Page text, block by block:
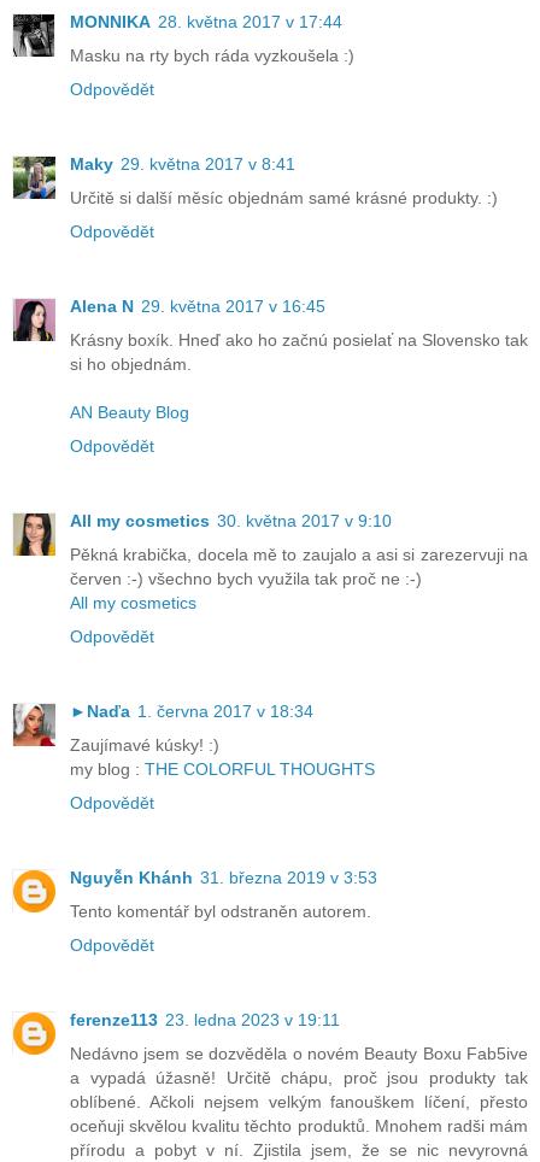
MONNIKA 28. května 2017 v 17:44
Masku na rty bych ráda vyzkoušela :)
Odpovědět
Maky 29. května 2017 v 8:41
Určitě si další měsíc objednám samé krásné produkty. :)
Odpovědět
Alena N 29. května 2017 v 16:45
Krásny boxík. Hneď ako ho začnú posielať na Slovensko tak
si ho objednám.
AN Beauty Blog
Odpovědět
All my cosmetics 30. května 2017 v 9:10
Pěkná krabička, docela mě to zaujalo a asi si zarezervuji na
červen :-) všechno bych využila tak proč ne :-)
All my cosmetics
Odpovědět
►Naďa 1. června 2017 v 18:34
Zaujímavé kúsky! :)
my blog : THE COLORFUL THOUGHTS
Odpovědět
Nguyễn Khánh 31. března 2019 v 3:53
Tento komentář byl odstraněn autorem.
Odpovědět
ferenze113 23. ledna 2023 v 19:11
Nedávno jsem se dozvěděla o novém Beauty Boxu Fab5ive
a vypadá úžasně! Určitě chápu, proč jsou produkty tak
oblíbené. Ačkoli nejsem velkým fanouškem líčení, přesto
oceňuji skvělou kvalitu těchto produktů. Mnohem radši mám
přírodu a pobyt v ní. Zjistila jsem, že se nic nevyrovná